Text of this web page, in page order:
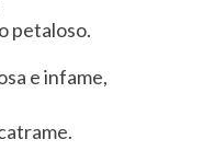
petaloso.
e infame,